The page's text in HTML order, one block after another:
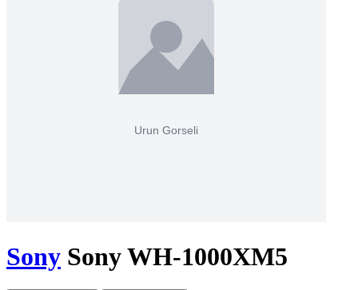
Sony Sony WH-1000XM5